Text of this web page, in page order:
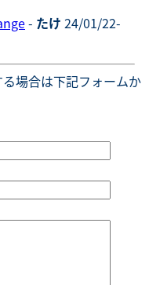
- たけ 24/01/22-
る場合は下記フォームか